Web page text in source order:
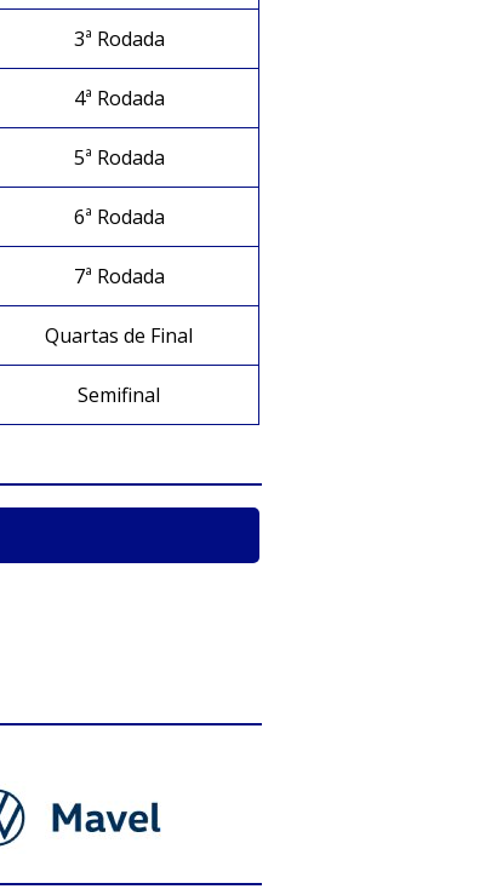
3ª Rodada
4ª Rodada
5ª Rodada
6ª Rodada
7ª Rodada
Quartas de Final
Semifinal